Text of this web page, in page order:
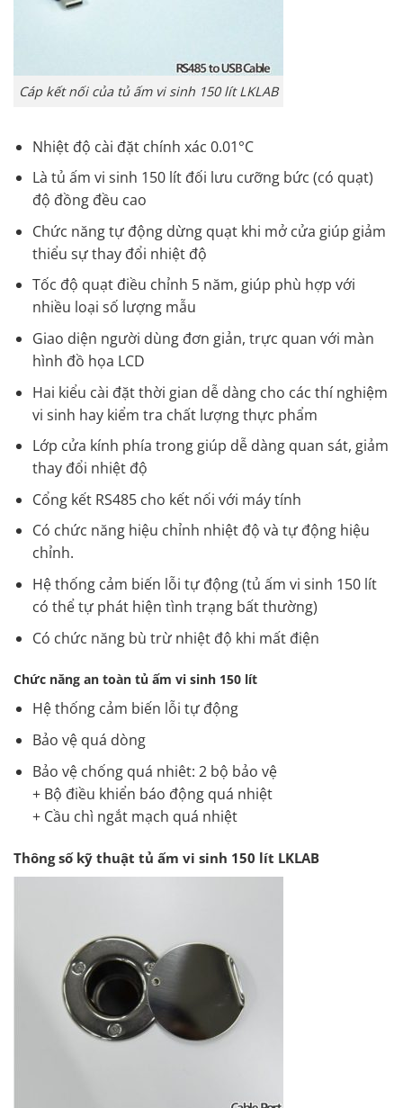
Cáp kết nối của tủ ấm vi sinh 150 lít LKLAB
Nhiệt độ cài đặt chính xác 0.01°C
Là tủ ấm vi sinh 150 lít đối lưu cưỡng bức (có quạt)
độ đồng đều cao
Chức năng tự động dừng quạt khi mở cửa giúp giảm
thiểu sự thay đổi nhiệt độ
Tốc độ quạt điều chỉnh 5 năm, giúp phù hợp với
nhiều loại số lượng mẫu
Giao diện người dùng đơn giản, trực quan với màn
hình đồ họa LCD
Hai kiểu cài đặt thời gian dễ dàng cho các thí nghiệm
vi sinh hay kiểm tra chất lượng thực phẩm
Lớp cửa kính phía trong giúp dễ dàng quan sát, giảm
thay đổi nhiệt độ
Cổng kết RS485 cho kết nối với máy tính
Có chức năng hiệu chỉnh nhiệt độ và tự động hiệu
chỉnh.
Hệ thống cảm biến lỗi tự động (tủ ấm vi sinh 150 lít
có thể tự phát hiện tình trạng bất thường)
Có chức năng bù trừ nhiệt độ khi mất điện
Chức năng an toàn tủ ấm vi sinh 150 lít
Hệ thống cảm biến lỗi tự động
Bảo vệ quá dòng
Bảo vệ chống quá nhiêt: 2 bộ bảo vệ
+ Bộ điều khiển báo động quá nhiệt
+ Cầu chì ngắt mạch quá nhiệt
Thông số kỹ thuật tủ ấm vi sinh 150 lít LKLAB